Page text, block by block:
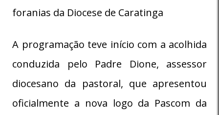
foranias da Diocese de Caratinga
A programação teve início com a acolhida
conduzida pelo Padre Dione, assessor
diocesano da pastoral, que apresentou
oficialmente a nova logo da Pascom da